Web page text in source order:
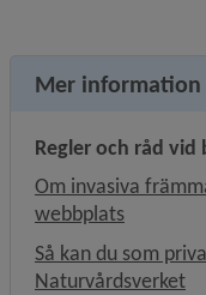
Mer information
Regler och råd
Om invasiva
webbplatsLänk till
Så kan du som
Naturvårdsverket